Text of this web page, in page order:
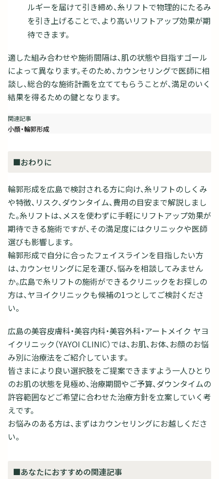
ルギーを届けて引き締め、糸リフトで物理的にたるみ
を引き上げることで、より高いリフトアップ効果が期
待できます。
適した組み合わせや施術間隔は、肌の状態や目指すゴール
によって異なります。そのため、カウンセリングで医師に相
談し、総合的な施術計画を立ててもらうことが、満足のいく
結果を得るための鍵となります。
小顔・輪郭形成
■おわりに
輪郭形成を広島で検討される方に向け、糸リフトのしくみ
や特徴、リスク、ダウンタイム、費用の目安まで解説しまし
た。糸リフトは、メスを使わずに手軽にリフトアップ効果が
期待できる施術ですが、その満足度にはクリニックや医師
選びも影響します。
輪郭形成で自分に合ったフェイスラインを目指したい方
は、カウンセリングに足を運び、悩みを相談してみません
か。広島で糸リフトの施術ができるクリニックをお探しの
方は、ヤヨイクリニックも候補の1つとしてご検討くださ
い。
広島の美容皮膚科・美容内科・美容外科・アートメイク ヤヨ
イクリニック（YAYOI CLINIC）では、お肌、お体、お顔のお悩
み別に治療法をご紹介しています。
皆さまにより良い選択肢をご提案できますよう一人ひとり
のお肌の状態を見極め、治療期間やご予算、ダウンタイムの
許容範囲などご希望に合わせた治療方針を立案していく考
えです。
お悩みのある方は、まずはカウンセリングにお越しくださ
い。
■あなたにおすすめの関連記事